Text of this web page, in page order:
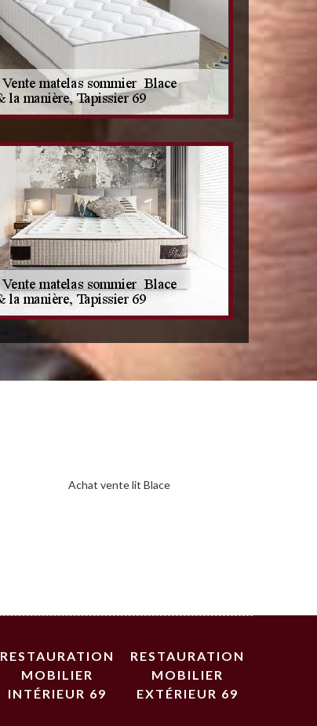
Achat vente lit Blace
RESTAURATION
MOBILIER
INTÉRIEUR 69
RESTAURATION
MOBILIER
EXTÉRIEUR 69